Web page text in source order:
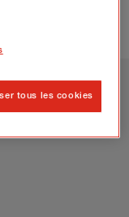
tous les cookies